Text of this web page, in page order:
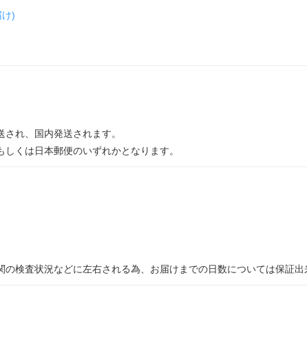
)
れ、国内発送されます。
くは日本郵便のいずれかとなります。
検査状況などに左右される為、お届けまでの日数については保証出